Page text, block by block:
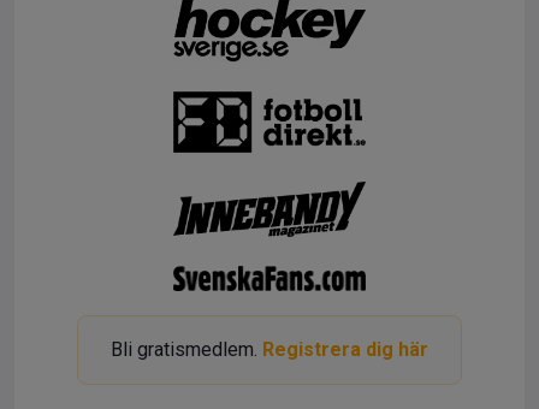
Bli gratismedlem. Registrera dig här